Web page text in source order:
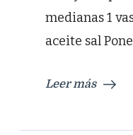
medianas 1
aceite sal
Leer más